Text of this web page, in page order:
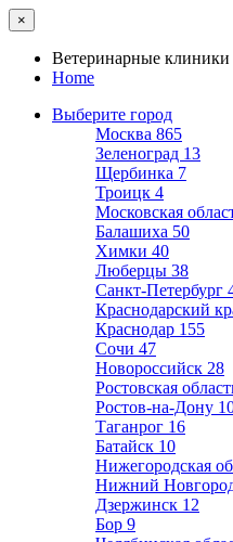
×
Ветеринарные клиники
Home
Выберите город
Москва 865
Зеленоград 13
Щербинка 7
Троицк 4
Московская
Балашиха 50
Химки 40
Люберцы 38
Санкт-Петербург
Краснодарский
Краснодар 155
Сочи 47
Новороссийск 28
Ростовская
Ростов-на-Дону
Таганрог 16
Батайск 10
Нижегородская
Нижний
Дзержинск 12
Бор 9